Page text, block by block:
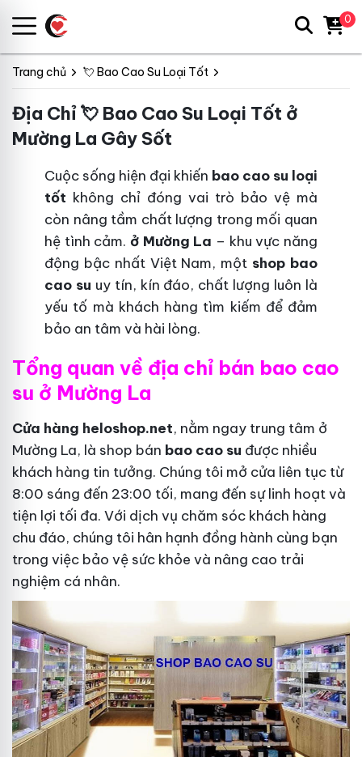
Trang chủ 💘 Bao Cao Su Loại Tốt
Địa Chỉ 💘 Bao Cao Su Loại Tốt ở
Mường La Gây Sốt
Cuộc sống hiện đại khiến bao cao su loại
tốt không chỉ đóng vai trò bảo vệ mà
còn nâng tầm chất lượng trong mối quan
hệ tình cảm. ở Mường La – khu vực năng
động bậc nhất Việt Nam, một shop bao
cao su uy tín, kín đáo, chất lượng luôn là
yếu tố mà khách hàng tìm kiếm để đảm
bảo an tâm và hài lòng.
Tổng quan về địa chỉ bán bao cao
su ở Mường La
Cửa hàng heloshop.net, nằm ngay trung tâm ở
Mường La, là shop bán bao cao su được nhiều
khách hàng tin tưởng. Chúng tôi mở cửa liên tục từ
8:00 sáng đến 23:00 tối, mang đến sự linh hoạt và
tiện lợi tối đa. Với dịch vụ chăm sóc khách hàng
chu đáo, chúng tôi hân hạnh đồng hành cùng bạn
trong việc bảo vệ sức khỏe và nâng cao trải
nghiệm cá nhân.
0